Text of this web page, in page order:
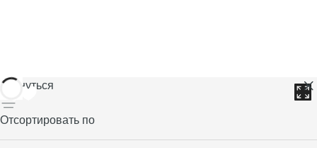
вернуться
Отсортировать по